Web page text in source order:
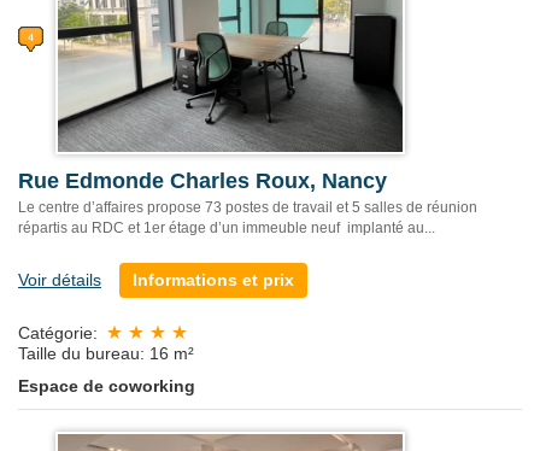
Rue Edmonde Charles Roux, Nancy
Le centre d’affaires propose 73 postes de travail et 5 salles de réunion
répartis au RDC et 1er étage d’un immeuble neuf implanté au...
Voir détails Informations et prix
Catégorie:
Taille du bureau: 16 m²
Espace de coworking